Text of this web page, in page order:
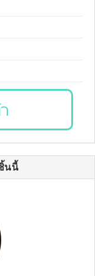
นนี้